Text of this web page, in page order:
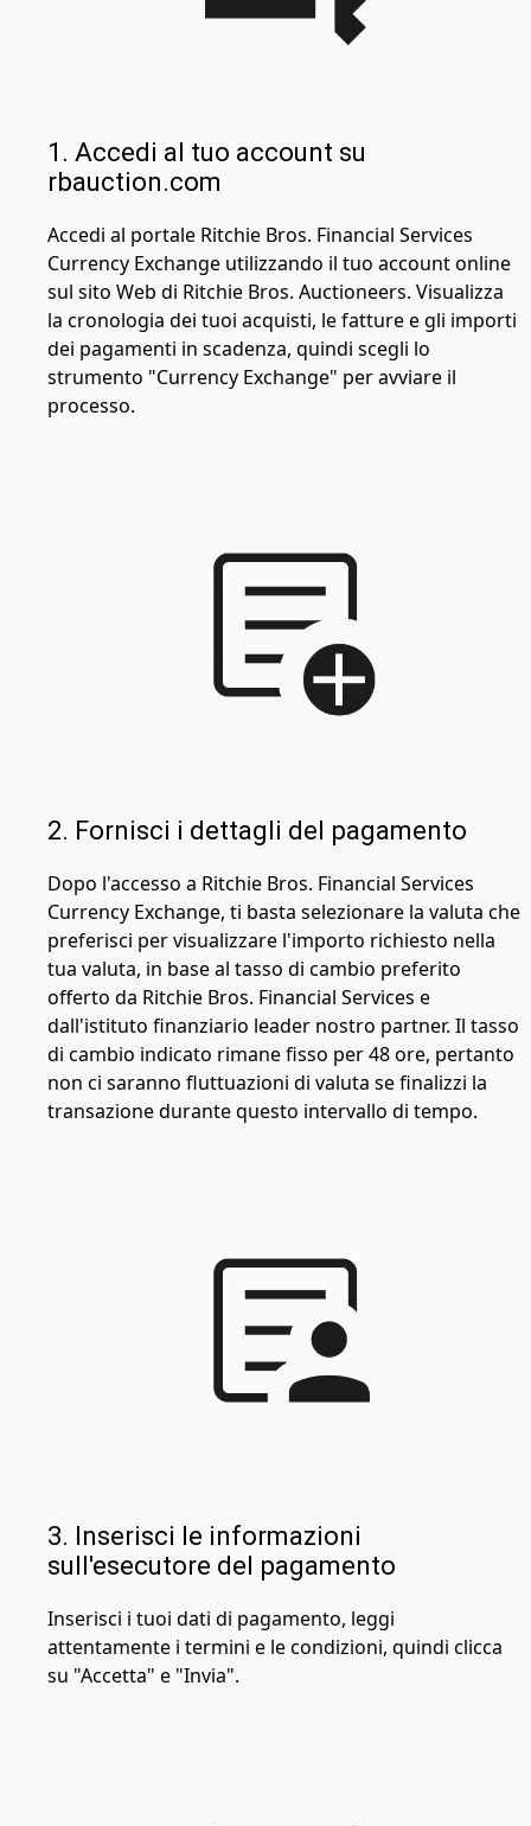
1. Accedi al tuo account su
rbauction.com
Accedi al portale Ritchie Bros. Financial Services
Currency Exchange utilizzando il tuo account online
sul sito Web di Ritchie Bros. Auctioneers. Visualizza
la cronologia dei tuoi acquisti, le fatture e gli importi
dei pagamenti in scadenza, quindi scegli lo
strumento "Currency Exchange" per avviare il
processo.
2. Fornisci i dettagli del pagamento
Dopo l'accesso a Ritchie Bros. Financial Services
Currency Exchange, ti basta selezionare la valuta che
preferisci per visualizzare l'importo richiesto nella
tua valuta, in base al tasso di cambio preferito
offerto da Ritchie Bros. Financial Services e
dall'istituto finanziario leader nostro partner. Il tasso
di cambio indicato rimane fisso per 48 ore, pertanto
non ci saranno fluttuazioni di valuta se finalizzi la
transazione durante questo intervallo di tempo.
3. Inserisci le informazioni
sull'esecutore del pagamento
Inserisci i tuoi dati di pagamento, leggi
attentamente i termini e le condizioni, quindi clicca
su "Accetta" e "Invia".